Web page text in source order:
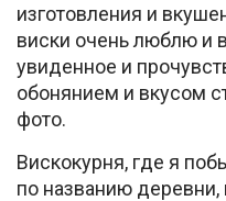
изготовления и
виски очень люблю и
увиденное и
обонянием и вкусом
фото.
Вискокурня, где я
по названию деревни,